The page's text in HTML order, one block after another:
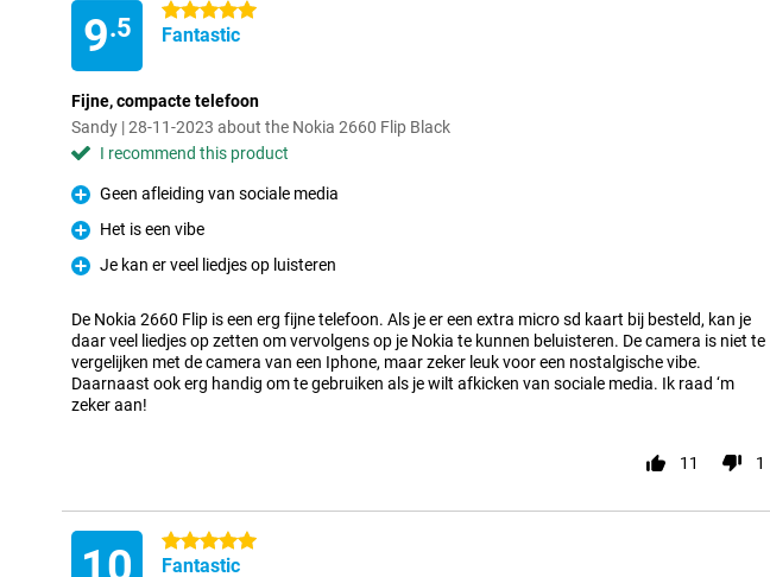
9.5
5 stars
Fantastic
Fijne, compacte telefoon
Sandy | 28-11-2023 about the Nokia 2660 Flip Black
I recommend this product
Pro
Geen afleiding van sociale media
Pro
Het is een vibe
Pro
Je kan er veel liedjes op luisteren
De Nokia 2660 Flip is een erg fijne telefoon. Als je er een extra micro sd kaart bij besteld, kan je
daar veel liedjes op zetten om vervolgens op je Nokia te kunnen beluisteren. De camera is niet te
vergelijken met de camera van een Iphone, maar zeker leuk voor een nostalgische vibe.
Daarnaast ook erg handig om te gebruiken als je wilt afkicken van sociale media. Ik raad ‘m
zeker aan!
11 1
10 5 stars
Fantastic